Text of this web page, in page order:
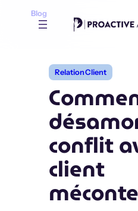
Blog
Relation Client
conflit
client